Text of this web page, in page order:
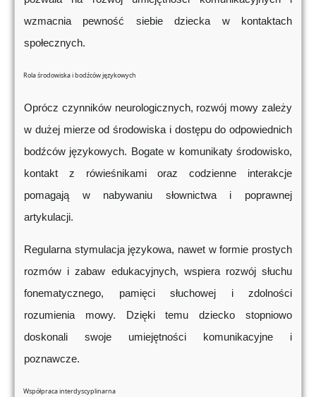
wzmacnia pewność siebie dziecka w kontaktach
społecznych.
Rola środowiska i bodźców językowych
Oprócz czynników neurologicznych, rozwój mowy zależy
w dużej mierze od środowiska i dostępu do odpowiednich
bodźców językowych. Bogate w komunikaty środowisko,
kontakt z rówieśnikami oraz codzienne interakcje
pomagają w nabywaniu słownictwa i poprawnej
artykulacji.
Regularna stymulacja językowa, nawet w formie prostych
rozmów i zabaw edukacyjnych, wspiera rozwój słuchu
fonematycznego, pamięci słuchowej i zdolności
rozumienia mowy. Dzięki temu dziecko stopniowo
doskonali swoje umiejętności komunikacyjne i
poznawcze.
Współpraca interdyscyplinarna